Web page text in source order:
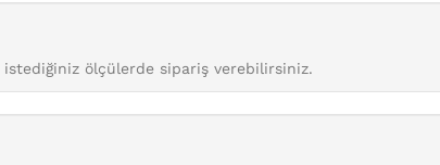
ölçülerde sipariş verebilirsiniz.